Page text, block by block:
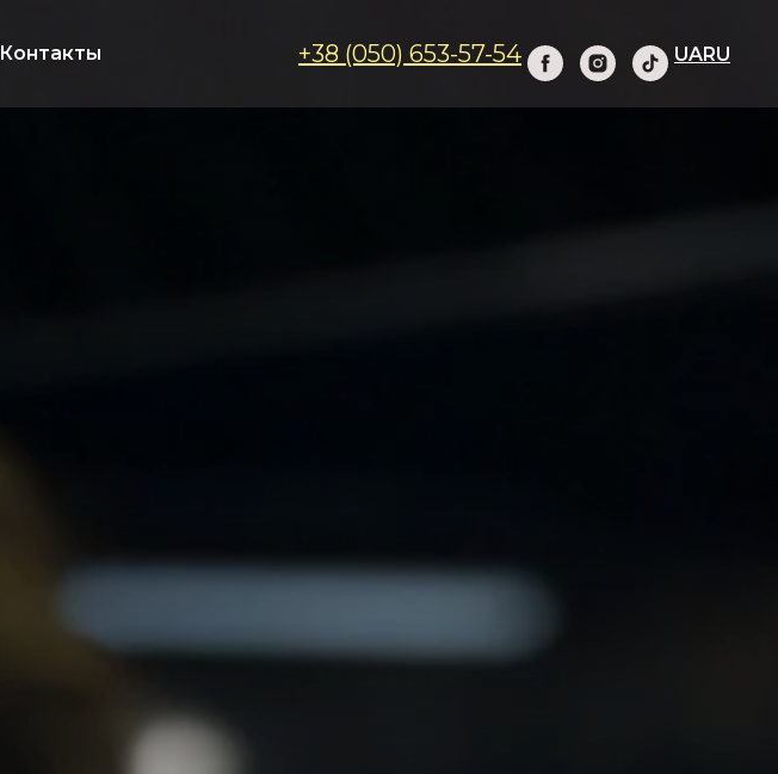
Контакты +38 (050) 653-57-54 UARU